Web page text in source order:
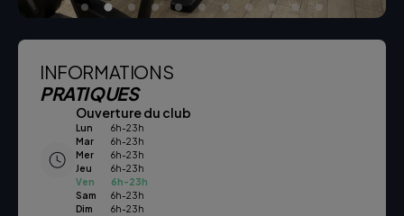
INFORMATIONS
PRATIQUES
Ouverture du club
Lun
6h-23h
Mar
6h-23h
Mer
6h-23h
Jeu
6h-23h
Ven
6h-23h
Sam
6h-23h
Dim
6h-23h